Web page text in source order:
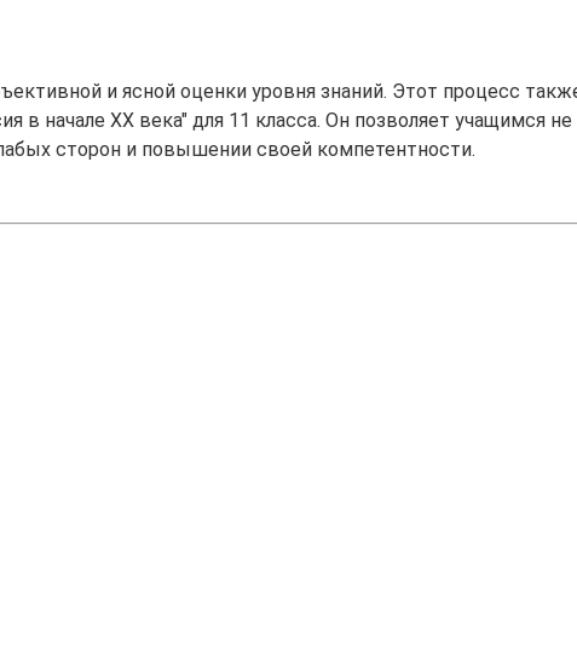
и ясной оценки уровня знаний. Этот процесс
в начале ХХ века" для 11 класса. Он позволяет учащимся
сторон и повышении своей компетентности.